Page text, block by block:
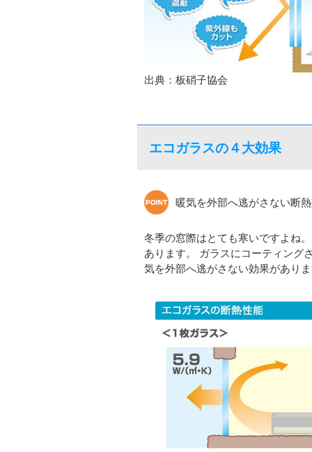
出典：板硝子協会
エコガラスの４大効果
暖気を外部へ逃がさない断
冬季の窓際はとても寒いですよね
あります。 ガラスにコーティング
気を外部へ逃がさない効果があり